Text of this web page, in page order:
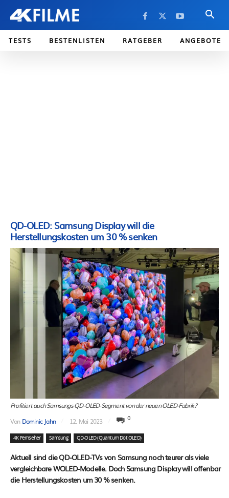
TESTS BESTENLISTEN RATGEBER ANGEBOTE
QD-OLED: Samsung Display will die
Herstellungskosten um 30 % senken
Profitiert auch Samsungs QD-OLED-Segment von der neuen OLED-Fabrik?
Von Dominic Jahn 12. Mai 2023 0
4K Fernseher Samsung QD-OLED (Quantum Dot OLED)
Aktuell sind die QD-OLED-TVs von Samsung noch teurer als viele
vergleichbare WOLED-Modelle. Doch Samsung Display will offenbar
die Herstellungskosten um 30 % senken.